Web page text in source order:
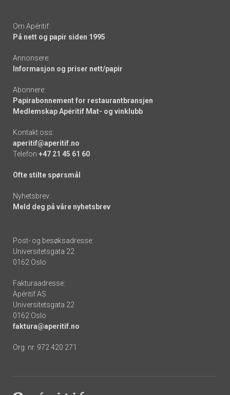
Om Apéritif:
På nett og papir siden 1995
Annonsere:
Informasjon og priser nett/papir
Abonnere:
Papirabonnement for restaurantbransjen
Medlemskap Apéritif Mat- og vinklubb
Kontakt oss:
aperitif@aperitif.no
Telefon +47 21 45 61 60
Ofte stilte spørsmål
Nyhetsbrev:
Meld deg på våre nyhetsbrev
Post- og besøksadresse:
Universitetsgata 22
0162 Oslo
Fakturaadresse:
Apéritif AS
Universitetsgata 22
0162 Oslo
faktura@aperitif.no
Org. nr. 972 420 271